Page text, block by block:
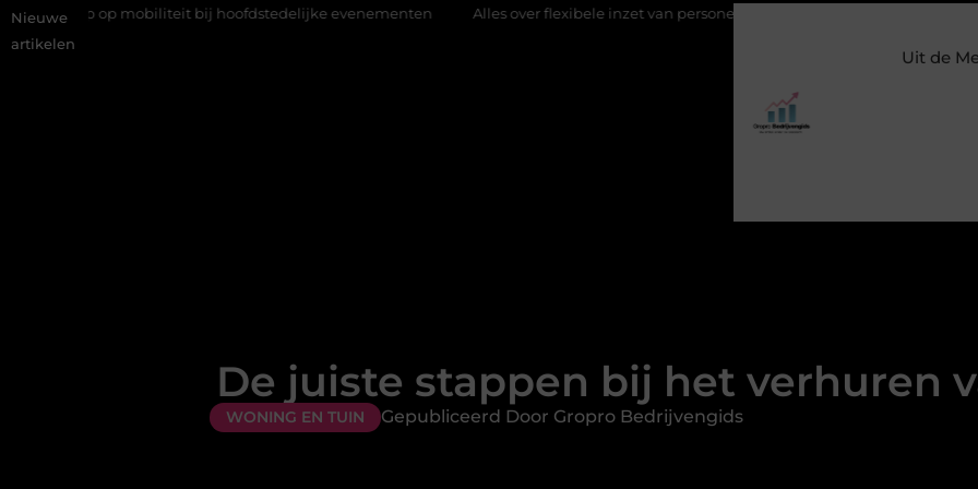
Nieuwe
artikelen
mobiliteit bij hoofdstedelijke evenementen Alles over flexibele inzet van personeel Staalconstructiebedrijf Molenschot:
Uit de
De juiste stappen bij het verhuren
WONING EN TUIN Gepubliceerd Door Gropro Bedrijvengids